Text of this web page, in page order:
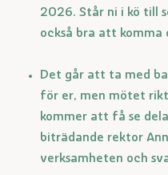
2026. Står ni i kö till
också bra att komma
Det går att ta med
för er, men mötet
kommer att få se
biträdande rektor
verksamheten och